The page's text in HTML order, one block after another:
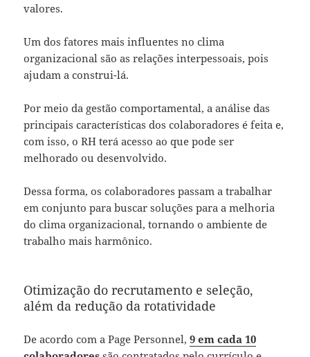
valores.
Um dos fatores mais influentes no clima
organizacional são as relações interpessoais, pois
ajudam a construi-lá.
Por meio da gestão comportamental, a análise das
principais características dos colaboradores é feita e,
com isso, o RH terá acesso ao que pode ser
melhorado ou desenvolvido.
Dessa forma, os colaboradores passam a trabalhar
em conjunto para buscar soluções para a melhoria
do clima organizacional, tornando o ambiente de
trabalho mais harmônico.
Otimização do recrutamento e seleção,
além da redução da rotatividade
De acordo com a Page Personnel,9 em cada 10